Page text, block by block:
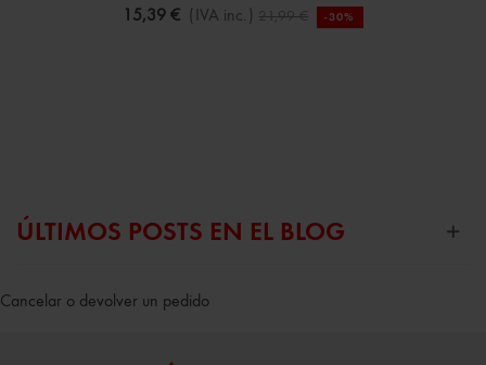
15,39 € (IVA inc.) 21,99 € -30%
ÚLTIMOS POSTS EN EL BLOG
Cancelar o devolver un pedido